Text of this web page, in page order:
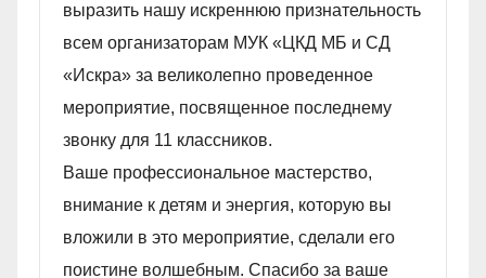
выразить нашу искреннюю признательность
всем организаторам МУК «ЦКД МБ и СД
«Искра» за великолепно проведенное
мероприятие, посвященное последнему
звонку для 11 классников.
Ваше профессиональное мастерство,
внимание к детям и энергия, которую вы
вложили в это мероприятие, сделали его
поистине волшебным. Спасибо за ваше